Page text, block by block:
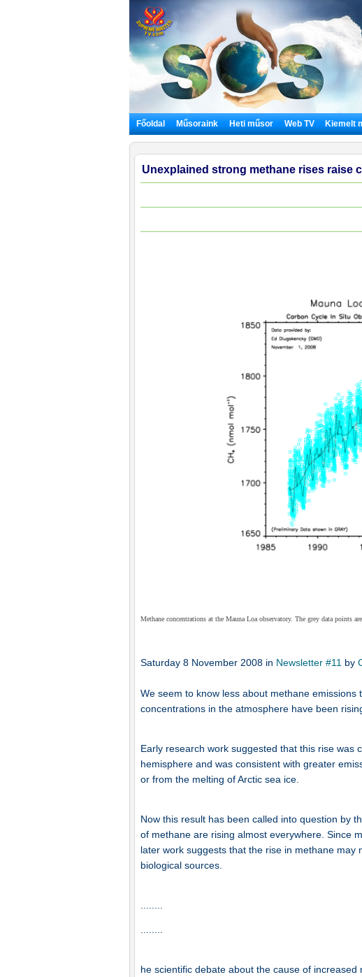
Főoldal Műsoraink Heti műsor Web TV Kiemelt
Unexplained strong methane rises raise
Methane concentrations at the Mauna Loa observatory. The grey data points
Saturday 8 November 2008 in Newsletter #11 by
We seem to know less about methane
concentrations in the atmosphere have been
Early research work suggested that this rise
hemisphere and was consistent with greater
or from the melting of Arctic sea ice.
Now this result has been called into question by
of methane are rising almost everywhere. Since
later work suggests that the rise in methane
biological sources.
he scientific debate about the cause of